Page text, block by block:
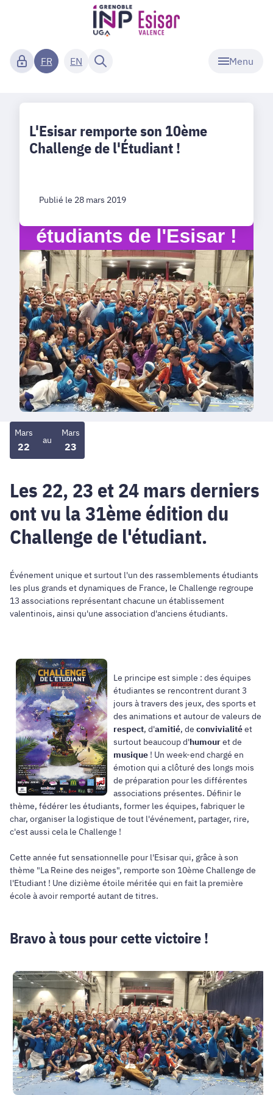
Menu
FR EN
L'Esisar remporte son 10ème
Challenge de l'Étudiant !
Publié le 28 mars 2019
Mars
22
au
Mars
23
Les 22, 23 et 24 mars derniers
ont vu la 31ème édition du
Challenge de l'étudiant.
Événement unique et surtout l'un des rassemblements étudiants
les plus grands et dynamiques de France, le Challenge regroupe
13 associations représentant chacune un établissement
valentinois, ainsi qu'une association d'anciens étudiants.
Le principe est simple : des équipes
étudiantes se rencontrent durant 3
jours à travers des jeux, des sports et
des animations et autour de valeurs de
respect, d'amitié, de convivialitéet
surtout beaucoup d'humouret de
musique ! Un week-end chargé en
émotion qui a clôturé des longs mois
de préparation pour les différentes
associations présentes. Définir le
thème, fédérer les étudiants, former les équipes, fabriquer le
char, organiser la logistique de tout l'événement, partager, rire,
c'est aussi cela le Challenge !
Cette année fut sensationnelle pour l'Esisar qui, grâce à son
thème "La Reine des neiges", remporte son 10ème Challenge de
l'Etudiant ! Une dizième étoile méritée qui en fait la première
école à avoir remporté autant de titres.
Bravo à tous pour cette victoire !